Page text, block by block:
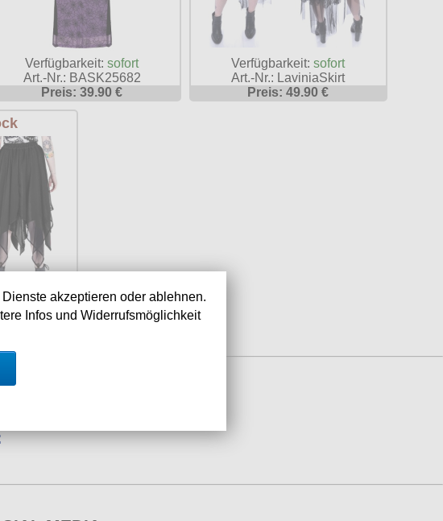
Verfügbarkeit:sofort
Art.-Nr.: BASK25682
Preis: 39.90 €
Verfügbarkeit:sofort
Art.-Nr.: LaviniaSkirt
Preis: 49.90 €
€
akzeptieren oder ablehnen.
Infos und Widerrufsmöglichkeit